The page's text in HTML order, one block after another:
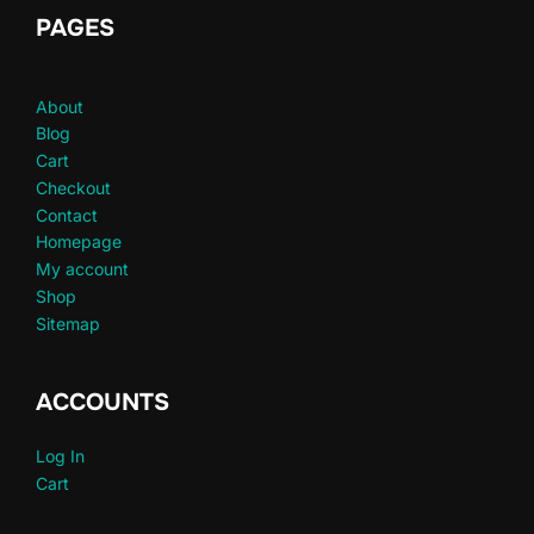
PAGES
About
Blog
Cart
Checkout
Contact
Homepage
My account
Shop
Sitemap
ACCOUNTS
Log In
Cart